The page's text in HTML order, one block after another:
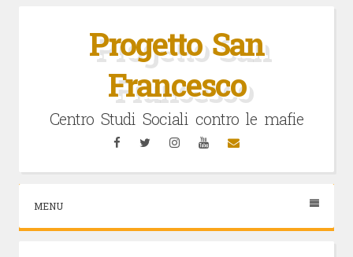
Progetto San
Francesco
Centro Studi Sociali contro le mafie
FacebookTwitterInstagramYouTubeEmail
MENU